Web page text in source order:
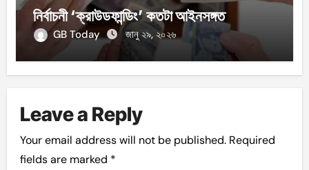
নির্বাচনী ‘ক্রাউডফান্ডিং’ কতটা আইনসঙ্গত
GB Today জানু ২৯, ২০২৬
Leave a Reply
Your email address will not be published. Required
fields are marked *